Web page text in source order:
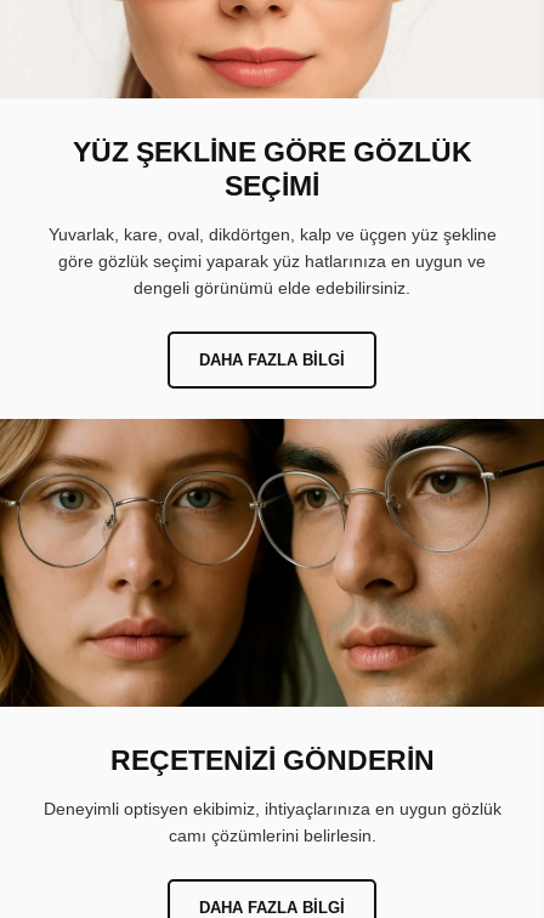
YÜZ ŞEKLİNE GÖRE GÖZLÜK
SEÇİMİ
Yuvarlak, kare, oval, dikdörtgen, kalp ve üçgen yüz şekline
göre gözlük seçimi yaparak yüz hatlarınıza en uygun ve
dengeli görünümü elde edebilirsiniz.
DAHA FAZLA BILGI
REÇETENİZİ GÖNDERİN
Deneyimli optisyen ekibimiz, ihtiyaçlarınıza en uygun gözlük
camı çözümlerini belirlesin.
DAHA FAZLA BILGI